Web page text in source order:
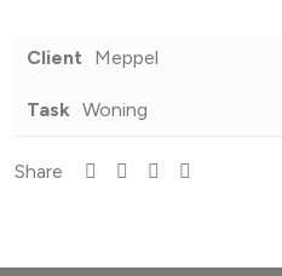
Client Meppel
Task Woning
Share